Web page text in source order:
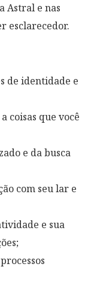
Astral e nas
esclarecedor.
de identidade e
coisas que você
e da busca
com seu lar e
e sua